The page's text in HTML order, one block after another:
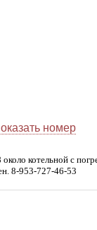
номер
котельной с
8-953-727-46-53